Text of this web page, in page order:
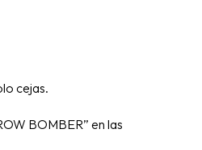
cejas.
BOMBER” en las